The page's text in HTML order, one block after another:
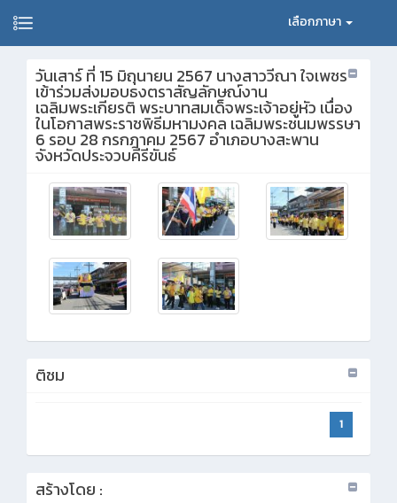
เลือกภาษา
วันเสาร์ ที่ 15 มิถุนายน 2567 นางสาววีณา ใจเพชร
เข้าร่วมส่งมอบธงตราสัญลักษณ์งาน
เฉลิมพระเกียรติ พระบาทสมเด็จพระเจ้าอยู่หัว เนื่อง
ในโอกาสพระราชพิธีมหามงคล เฉลิมพระชนมพรรษา
6 รอบ 28 กรกฎาคม 2567 อำเภอบางสะพาน
จังหวัดประจวบคีรีขันธ์
ติชม
1
สร้างโดย :